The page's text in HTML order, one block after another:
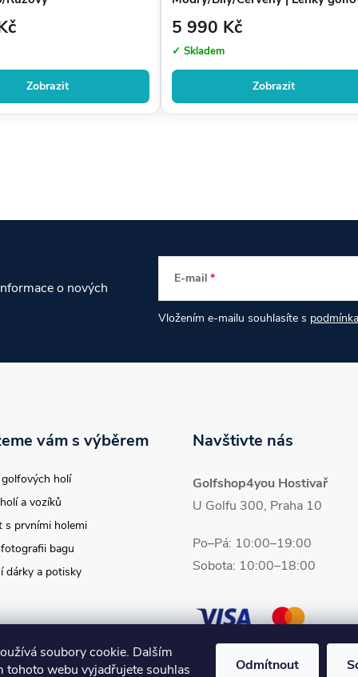
soubory cookie. Dalším
tohoto webu vyjadřujete souhlas
Odmítnout
Zobrazit
5 990 Kč
✓ Skladem
Zobrazit
o nových
E-mail
Vložením e-mailu souhlasíte s
Navštivte nás
Golfshop4you Hostivař
U Golfu 300, Praha 10
Po–Pá: 10:00–19:00
Sobota: 10:00–18:00
vám s výběrem
holí
a vozíků
s prvními holemi
bagu
dárky a potisky